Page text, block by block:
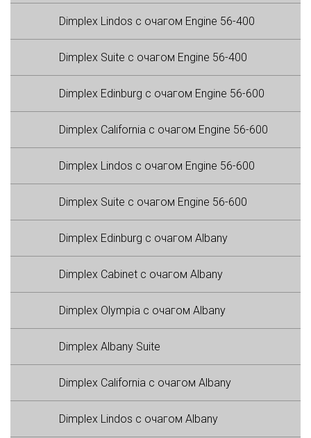
Dimplex Lindos с очагом Engine 56-400
Dimplex Suite с очагом Engine 56-400
Dimplex Edinburg с очагом Engine 56-600
Dimplex California с очагом Engine 56-600
Dimplex Lindos с очагом Engine 56-600
Dimplex Suite с очагом Engine 56-600
Dimplex Edinburg с очагом Albany
Dimplex Cabinet с очагом Albany
Dimplex Olympia с очагом Albany
Dimplex Albany Suite
Dimplex California с очагом Albany
Dimplex Lindos с очагом Albany